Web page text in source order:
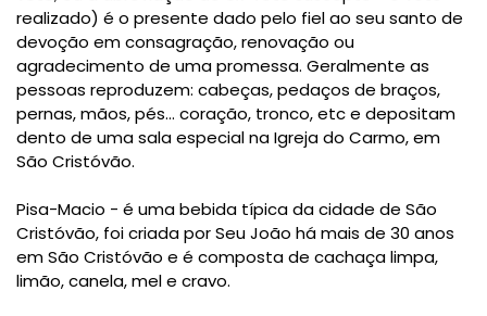
realizado) é o presente dado pelo fiel ao seu santo de
devoção em consagração, renovação ou
agradecimento de uma promessa. Geralmente as
pessoas reproduzem: cabeças, pedaços de braços,
pernas, mãos, pés... coração, tronco, etc e depositam
dento de uma sala especial na Igreja do Carmo, em
São Cristóvão.
Pisa-Macio - é uma bebida típica da cidade de São
Cristóvão, foi criada por Seu João há mais de 30 anos
em São Cristóvão e é composta de cachaça limpa,
limão, canela, mel e cravo.